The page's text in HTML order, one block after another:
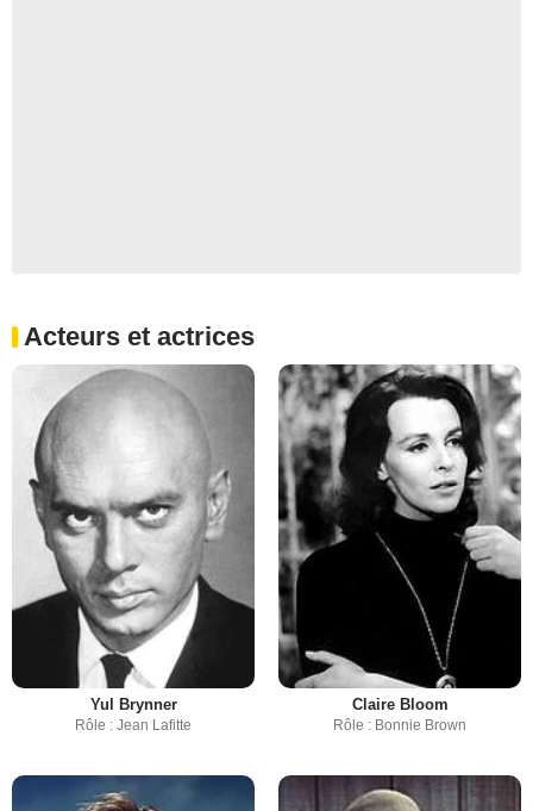
Acteurs et actrices
Yul Brynner
Rôle : Jean Lafitte
Claire Bloom
Rôle : Bonnie Brown